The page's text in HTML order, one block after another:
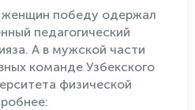
женщин победу одержал
педагогический
А в мужской части
команде Узбекского
физической